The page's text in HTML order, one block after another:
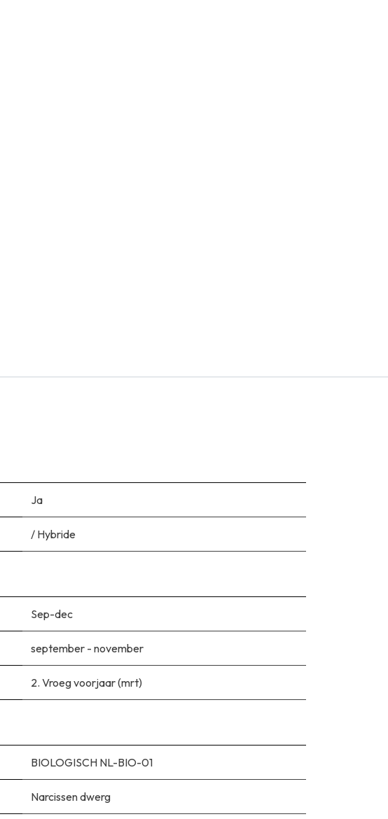
Ja
/ Hybride
Sep-dec
september - november
2. Vroeg voorjaar (mrt)
BIOLOGISCH NL-BIO-01
Narcissen dwerg